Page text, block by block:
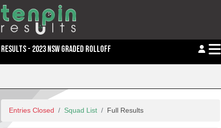
RESULTS - 2023 NSW GRADED ROLLOFF
Entries Closed Squad List Full Results